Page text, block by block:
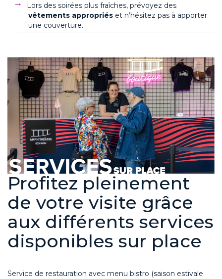
Lors des soirées plus fraîches, prévoyez des
vêtements appropriés et n’hésitez pas à apporter
une couverture.
Profitez pleinement
de votre visite grâce
aux différents services
disponibles sur place
Service de restauration avec menu bistro (saison estivale